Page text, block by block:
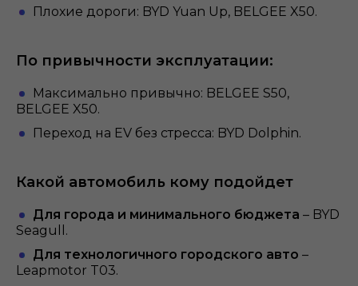
Плохие дороги: BYD Yuan Up, BELGEE X50.
По привычности эксплуатации:
Максимально привычно: BELGEE S50,
BELGEE X50.
Переход на EV без стресса: BYD Dolphin.
Какой автомобиль кому подойдет
Для города и минимального бюджета – BYD
Seagull.
Для технологичного городского авто –
Leapmotor T03.